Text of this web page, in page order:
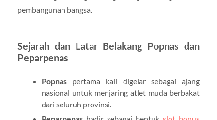
pembangunan bangsa.
Sejarah dan Latar Belakang Popnas dan
Peparpenas
Popnaspertama kali digelar sebagai ajang
nasional untuk menjaring atlet muda berbakat
dari seluruh provinsi.